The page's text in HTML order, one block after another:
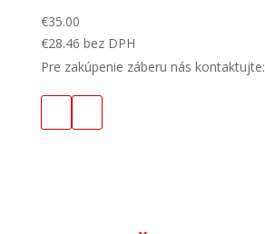
€35.00
€28.46 bez DPH
Pre zakúpenie záberu nás kontaktujte: